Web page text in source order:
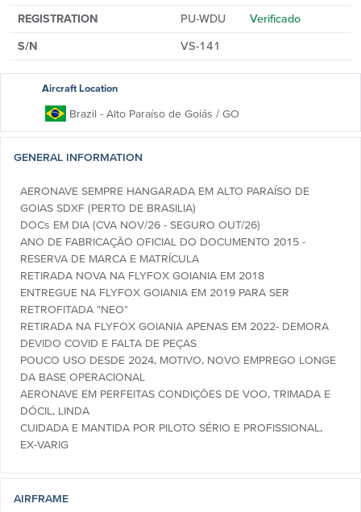
REGISTRATION PU-WDU Verificado
S/N VS-141
Aircraft Location
Brazil - Alto Paraíso de Goiás / GO
GENERAL INFORMATION
AERONAVE SEMPRE HANGARADA EM ALTO PARAÍSO DE
GOIAS SDXF (PERTO DE BRASILIA)
DOCs EM DIA (CVA NOV/26 - SEGURO OUT/26)
ANO DE FABRICAÇÃO OFICIAL DO DOCUMENTO 2015 -
RESERVA DE MARCA E MATRÍCULA
RETIRADA NOVA NA FLYFOX GOIANIA EM 2018
ENTREGUE NA FLYFOX GOIANIA EM 2019 PARA SER
RETROFITADA "NEO"
RETIRADA NA FLYFOX GOIANIA APENAS EM 2022- DEMORA
DEVIDO COVID E FALTA DE PEÇAS
POUCO USO DESDE 2024, MOTIVO, NOVO EMPREGO LONGE
DA BASE OPERACIONAL
AERONAVE EM PERFEITAS CONDIÇÕES DE VOO, TRIMADA E
DÓCIL, LINDA
CUIDADA E MANTIDA POR PILOTO SÉRIO E PROFISSIONAL,
EX-VARIG
AIRFRAME